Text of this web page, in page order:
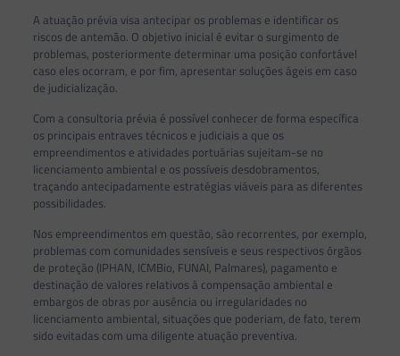
A atuação prévia visa antecipar os problemas e identificar os
riscos de antemão. O objetivo inicial é evitar o surgimento de
problemas, posteriormente determinar uma posição confortável
caso eles ocorram, e por fim, apresentar soluções ágeis em caso
de judicialização.
Com a consultoria prévia é possível conhecer de forma específica
os principais entraves técnicos e judiciais a que os
empreendimentos e atividades portuárias sujeitam-se no
licenciamento ambiental e os possíveis desdobramentos,
traçando antecipadamente estratégias viáveis para as diferentes
possibilidades.
Nos empreendimentos em questão, são recorrentes, por exemplo,
problemas com comunidades sensíveis e seus respectivos órgãos
de proteção (IPHAN, ICMBio, FUNAI, Palmares), pagamento e
destinação de valores relativos à compensação ambiental e
embargos de obras por ausência ou irregularidades no
licenciamento ambiental, situações que poderiam, de fato, terem
sido evitadas com uma diligente atuação preventiva.